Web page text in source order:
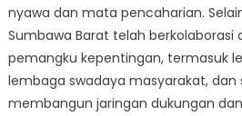
nyawa dan mata pencaharian.
Sumbawa Barat telah berkolaborasi
pemangku kepentingan, termasuk
lembaga swadaya masyarakat, dan
membangun jaringan dukungan